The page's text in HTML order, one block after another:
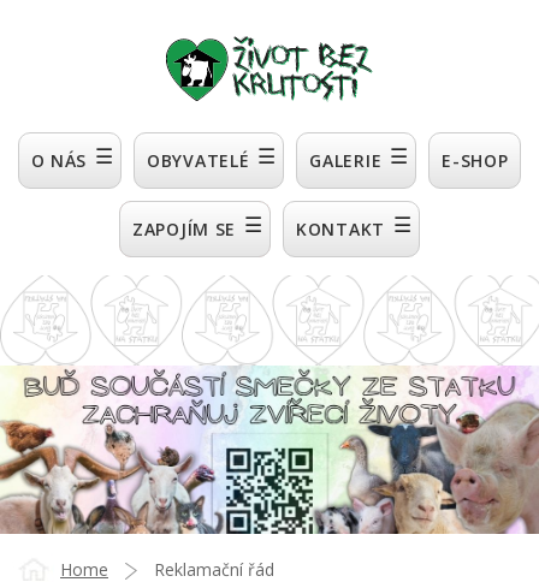
O NÁS ☰ OBYVATELÉ ☰ GALERIE ☰ E-SHOP
ZAPOJÍM SE ☰ KONTAKT ☰
Home Reklamační řád